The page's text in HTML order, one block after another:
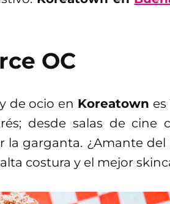
OC
de ocio en Koreatown es
desde salas de cine
la garganta. ¿Amante
costura y el mejor